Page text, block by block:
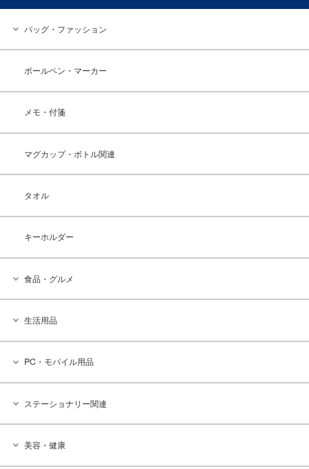
バッグ・ファッション
ボールペン・マーカー
メモ・付箋
マグカップ・ボトル関連
タオル
キーホルダー
食品・グルメ
生活用品
PC・モバイル用品
ステーショナリー関連
美容・健康